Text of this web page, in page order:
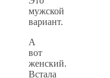
мужской
вариант.
А
вот
женский.
Встала